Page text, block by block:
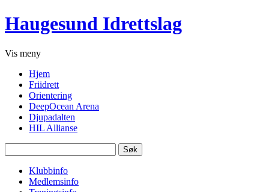
Haugesund Idrettslag
Vis meny
Hjem
Friidrett
Orientering
DeepOcean Arena
Djupadalten
HIL Allianse
etter:
Klubbinfo
Medlemsinfo